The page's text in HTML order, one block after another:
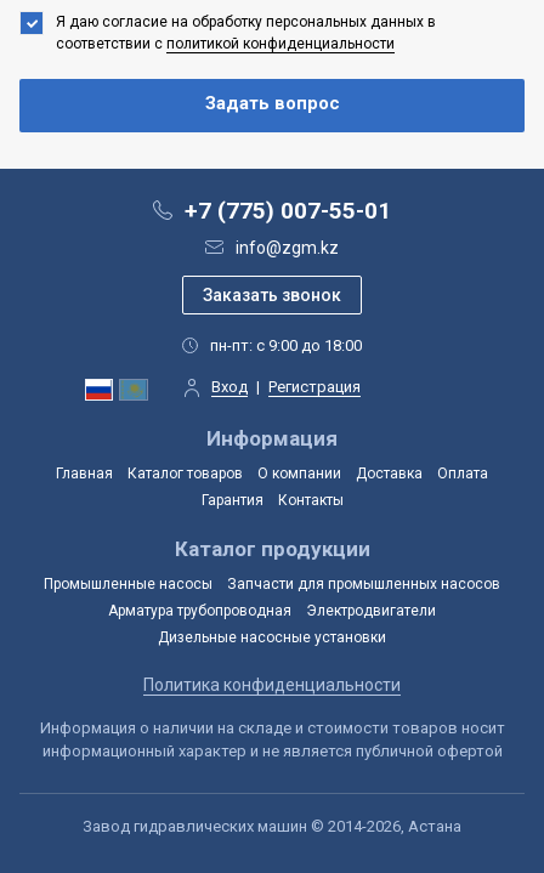
Я даю согласие на обработку персональных данных в
соответствии с политикой конфиденциальности
+7 (775) 007-55-01
info@zgm.kz
пн-пт: с 9:00 до 18:00
Вход | Регистрация
Информация
Главная Каталог товаров О компании Доставка
Оплата
Гарантия
Контакты
Каталог продукции
Промышленные насосы
Запчасти для промышленных насосов
Арматура трубопроводная
Электродвигатели
Дизельные насосные установки
Политика конфиденциальности
Информация о наличии на складе и стоимости товаров носит
информационный характер и не является публичной офертой
Завод гидравлических машин © 2014-2026, Астана